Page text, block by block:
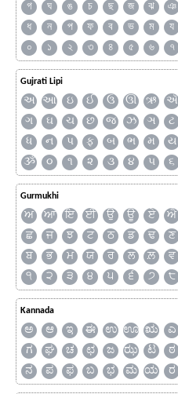
গ
ঘ ঙ চ ছ জ ঝ ঞ
ধ
ন প ফ ব ভ ম য
০
১ ২ ৩ ৪ ৫ ৬ ৭
Gujrati Lipi
અ આ ઇ ઈ ઉ ઊ ઋ ઍ
ગ
ઘ ચ છ જ ઝ ઞ ટ
ધ
ન પ ફ બ ભ મ ય
ૐ
૦ ૧ ૨ ૩ ૪ ૫ ૬
Gurmukhi
ਅ ਆ ਇ ਈ ਉ ਊ ਏ ਐ
ਛ
ਜ ਝ ਟ ਠ ਡ ਢ ਣ
ਬ
ਭ ਮ ਯ ਰ ਲ ਲ਼ ਵ
੧
੨ ੩ ੪ ੫ ੬ ੭ ੮
Kannada
ಅ ಆ ಇ ಈ ಉ ಊ ಋ ಎ
ಗ
ಘ ಚ ಛ ಜ ಝ ಟ ಠ
ನ
ಪ ಫ ಬ ಭ ಮ ಯ ರ